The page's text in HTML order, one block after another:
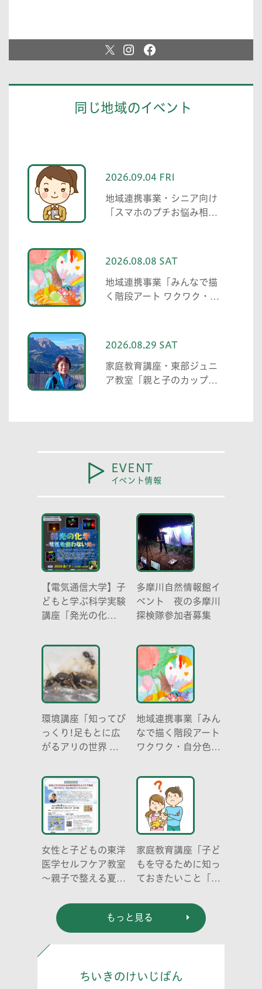
同じ地域のイベント
2026.09.04 FRI
地域連携事業・シニア向け
「スマホのプチお悩み相談
2026.08.08 SAT
地域連携事業「みんなで描
く階段アート ワクワク・自
2026.08.29 SAT
家庭教育講座・東部ジュニ
ア教室「親と子のカップリ
EVENT
イベント情報
【電気通信大学】子
どもと学ぶ科学実験
講座「発光の化
い光-」
多摩川自然情報館イ
ベント 夜の多摩川
探検隊参加者募集
環境講座「知ってび
っくり!足もとに広
がるアリの世界 ア
成り立ち、生態系に
おける役割」
地域連携事業「みん
なで描く階段アート
ワクワク・自分色の
女性と子どもの東洋
医学セルフケア教室
～親子で整える夏休
らだ～
家庭教育講座「子ど
もを守るために知っ
ておきたいこと「プ
どう伝える? (幼児
編)」
もっと見る
ちいきのけいじばん